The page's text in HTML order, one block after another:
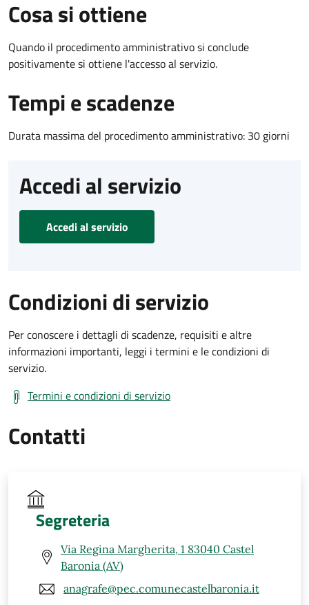
Cosa si ottiene
Quando il procedimento amministrativo si conclude
positivamente si ottiene l'accesso al servizio.
Tempi e scadenze
Durata massima del procedimento amministrativo: 30 giorni
Accedi al servizio
Accedi al servizio
Condizioni di servizio
Per conoscere i dettagli di scadenze, requisiti e altre
informazioni importanti, leggi i termini e le condizioni di
servizio.
Termini e condizioni di servizio
Contatti
Segreteria
Via Regina Margherita, 1 83040 Castel
Baronia (AV)
anagrafe@pec.comunecastelbaronia.it